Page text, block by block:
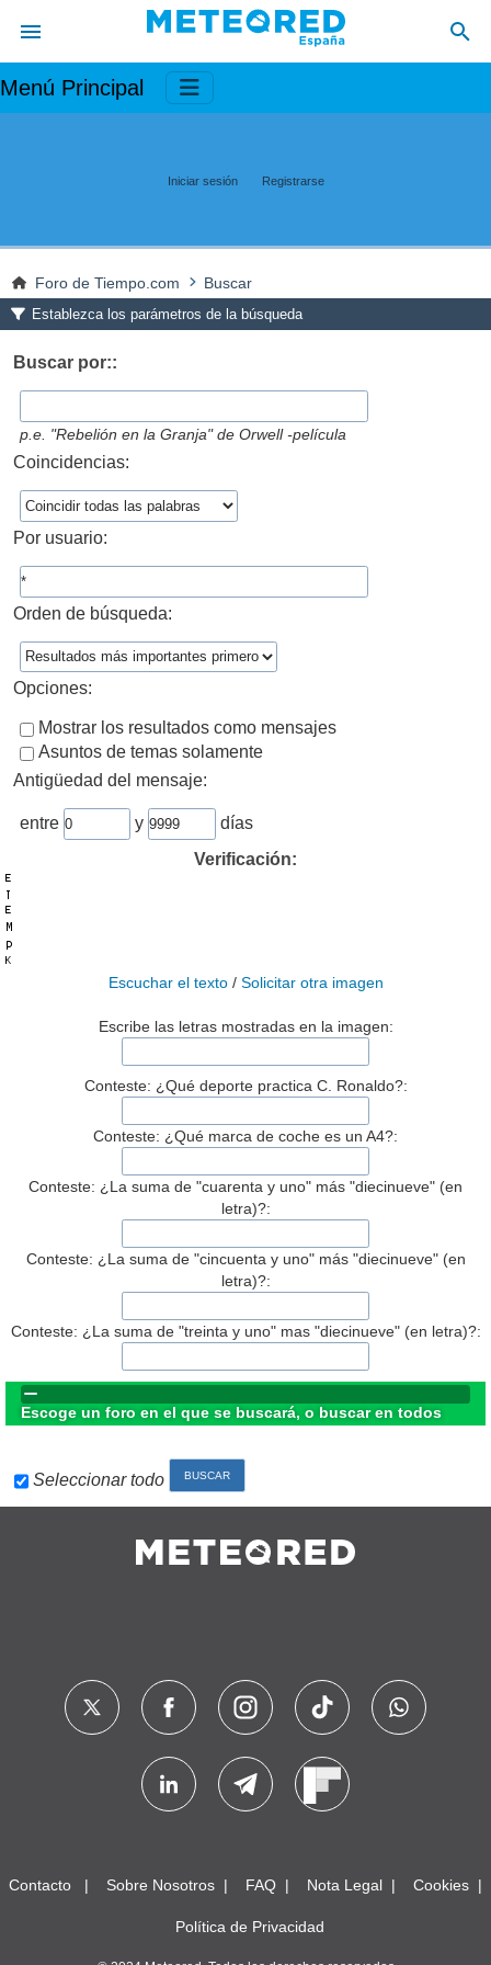
Menú Principal
Iniciar sesión Registrarse
Foro de Tiempo.com Buscar
Establezca los parámetros de la búsqueda
Buscar por::
p.e. "Rebelión en la Granja" de Orwell -película
Coincidencias:
Por usuario:
Orden de búsqueda:
Opciones:
Mostrar los resultados como mensajes
Asuntos de temas solamente
Antigüedad del mensaje:
entre y
días
Verificación:
Escuchar el texto/ Solicitar otra imagen
Escribe las letras mostradas en la imagen:
Conteste: ¿Qué deporte practica C. Ronaldo?:
Conteste: ¿Qué marca de coche es un A4?:
Conteste: ¿La suma de "cuarenta y uno" más "diecinueve" (en
letra)?:
Conteste: ¿La suma de "cincuenta y uno" más "diecinueve" (en
letra)?:
Conteste: ¿La suma de "treinta y uno" mas "diecinueve" (en letra)?:
Escoge un foro en el que se buscará, o buscar en todos
Seleccionar todo
Contacto Sobre Nosotros FAQ Nota Legal Cookies
Política de Privacidad